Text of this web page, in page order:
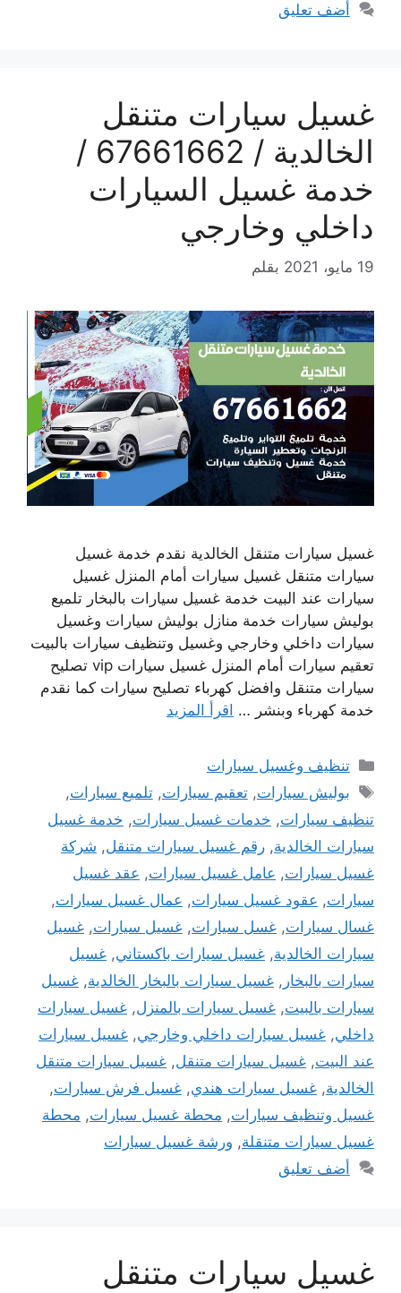
أضف تعليق
غسيل سيارات متنقل
الخالدية / 67661662 /
خدمة غسيل السيارات
داخلي وخارجي
19 مايو، 2021 بقلم
غسيل سيارات متنقل الخالدية نقدم خدمة غسيل
سيارات متنقل غسيل سيارات أمام المنزل غسيل
سيارات عند البيت خدمة غسيل سيارات بالبخار تلميع
بوليش سيارات خدمة منازل بوليش سيارات وغسيل
سيارات داخلي وخارجي وغسيل وتنظيف سيارات بالبيت
تعقيم سيارات أمام المنزل غسيل سيارات vip تصليح
سيارات متنقل وافضل كهرباء تصليح سيارات كما نقدم
خدمة كهرباء وبنشر … اقرأ المزيد
التصنيفات
تنظيف وغسيل سيارات
الوسوم
بوليش سيارات,تعقيم سيارات,تلميع سيارات,
تنظيف سيارات, خدمات غسيل سيارات, خدمة غسيل
سيارات الخالدية, رقم غسيل سيارات متنقل, شركة
غسيل سيارات, عامل غسيل سيارات, عقد غسيل
سيارات, عقود غسيل سيارات, عمال غسيل سيارات,
غسال سيارات, غسل سيارات, غسيل سيارات, غسيل
سيارات الخالدية, غسيل سيارات باكستاني, غسيل
سيارات بالبخار , غسيل سيارات بالبخار الخالدية, غسيل
سيارات بالبيت, غسيل سيارات بالمنزل, غسيل سيارات
داخلي, غسيل سيارات داخلي وخارجي, غسيل سيارات
عند البيت, غسيل سيارات متنقل, غسيل سيارات متنقل
الخالدية, غسيل سيارات هندي, غسيل فرش سيارات,
غسيل وتنظيف سيارات, محطة غسيل سيارات, محطة
غسيل سيارات متنقلة, ورشة غسيل سيارات
أضف تعليق
غسيل سيارات متنقل